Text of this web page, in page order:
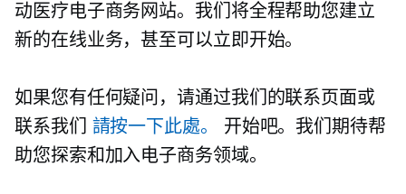
动医疗电子商务网站。我们将全程帮助您建立
新的在线业务，甚至可以立即开始。
如果您有任何疑问，请通过我们的联系页面或
联系我们 請按一下此處。
开始吧。我们期待帮
助您探索和加入电子商务领域。